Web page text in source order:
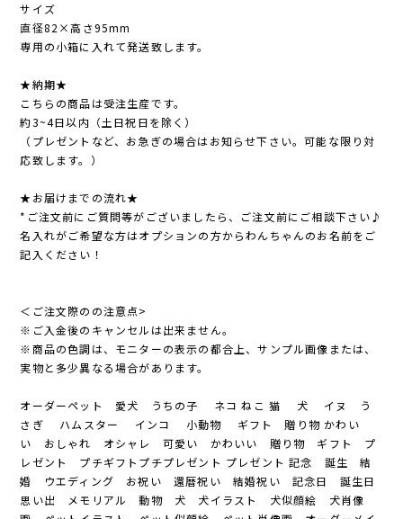
サイズ
直径82×高さ95mm
専用の小箱に入れて発送致します。
★納期★
こちらの商品は受注生産です。
約3~4日以内（土日祝日を除く）
（プレゼントなど、お急ぎの場合はお知らせ下さい。可能な限り対
応致します。）
★お届けまでの流れ★
*ご注文前にご質問等がございましたら、ご注文前にご相談下さい♪
名入れがご希望な方はオプションの方からわんちゃんのお名前をご
記入ください！
＜ご注文際のの注意点>
※ご入金後のキャンセルは出来ません。
※商品の色調は、モニターの表示の都合上、サンプル画像または、
実物と多少異なる場合があります。
オーダーペット 愛犬 うちの子 ネコ ねこ 猫 犬 イヌ う
さぎ ハムスター インコ 小動物 ギフト 贈り物 かわい
い おしゃれ オシャレ 可愛い かわいい 贈り物 ギフト プ
レゼント プチギフトプチプレゼント プレゼント 記念 誕生 結
婚 ウエディング お祝い 還暦祝い 結婚祝い 記念日 誕生日
思い出 メモリアル 動物 犬 犬イラスト 犬似顔絵 犬肖像